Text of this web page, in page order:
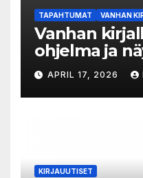
TAPAHTUMAT VANHAN
Vanhan
ohjelma ja
julkistettu
APRIL 17, 2026
KIRJAUUTISET